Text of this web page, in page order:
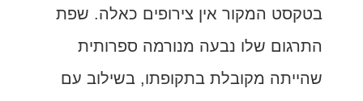
בטקסט המקור אין צירופים כאלה. שפת
התרגום שלו נבעה מנורמה ספרותית
שהייתה מקובלת בתקופתו, בשילוב עם